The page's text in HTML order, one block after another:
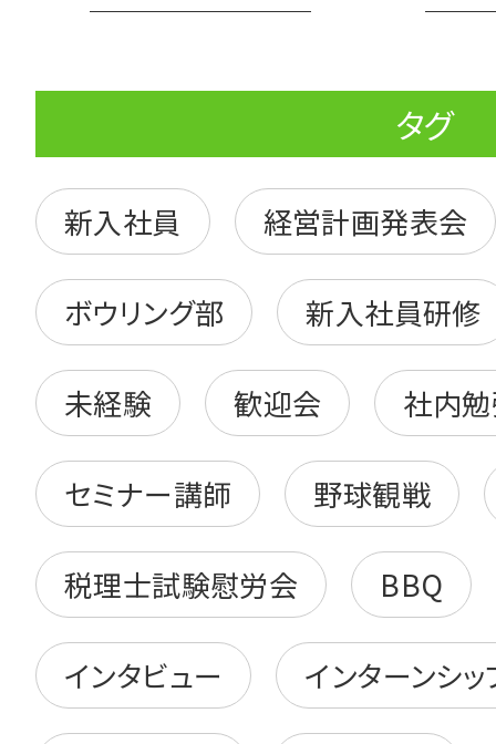
タグ
新入社員 経営計画発表会
ボウリング部 新入社員研修
未経験 歓迎会 社内
セミナー講師 野球観戦
税理士試験慰労会 BBQ
インタビュー インターンシッ